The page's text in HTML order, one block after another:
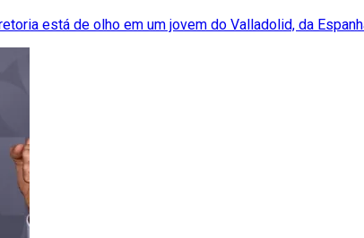
está de olho em um jovem do Valladolid, da